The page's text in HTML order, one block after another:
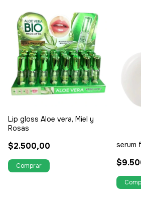
Lip gloss Aloe vera, Miel y
Rosas
$2.500,00 serum